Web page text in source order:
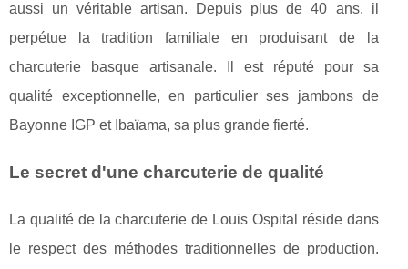
aussi un véritable artisan. Depuis plus de 40 ans, il
perpétue la tradition familiale en produisant de la
charcuterie basque artisanale. Il est réputé pour sa
qualité exceptionnelle, en particulier ses jambons de
Bayonne IGP et Ibaïama, sa plus grande fierté.
Le secret d'une charcuterie de qualité
La qualité de la charcuterie de Louis Ospital réside dans
le respect des méthodes traditionnelles de production.